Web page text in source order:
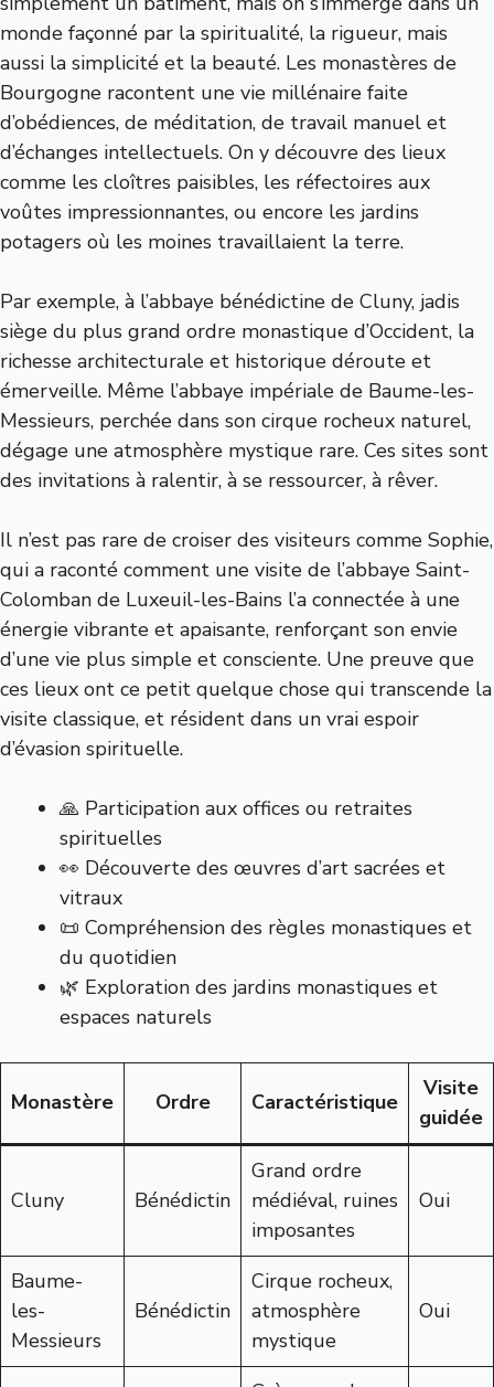
monde façonné par la spiritualité, la rigueur, mais
aussi la simplicité et la beauté. Les monastères de
Bourgogne racontent une vie millénaire faite
d’obédiences, de méditation, de travail manuel et
d’échanges intellectuels. On y découvre des lieux
comme les cloîtres paisibles, les réfectoires aux
voûtes impressionnantes, ou encore les jardins
potagers où les moines travaillaient la terre.
Par exemple, à l’abbaye bénédictine de Cluny, jadis
siège du plus grand ordre monastique d’Occident, la
richesse architecturale et historique déroute et
émerveille. Même l’abbaye impériale de Baume-les-
Messieurs, perchée dans son cirque rocheux naturel,
dégage une atmosphère mystique rare. Ces sites sont
des invitations à ralentir, à se ressourcer, à rêver.
Il n’est pas rare de croiser des visiteurs comme Sophie,
qui a raconté comment une visite de l’abbaye Saint-
Colomban de Luxeuil-les-Bains l’a connectée à une
énergie vibrante et apaisante, renforçant son envie
d’une vie plus simple et consciente. Une preuve que
ces lieux ont ce petit quelque chose qui transcende la
visite classique, et résident dans un vrai espoir
d’évasion spirituelle.
🙏 Participation aux offices ou retraites
spirituelles
👀 Découverte des œuvres d’art sacrées et
vitraux
📜 Compréhension des règles monastiques et
du quotidien
🌿 Exploration des jardins monastiques et
espaces naturels
Monastère Ordre Caractéristique
Visite
guidée
Cluny Bénédictin
Grand ordre
médiéval, ruines
imposantes
Oui
Baume-
les-
Messieurs
Bénédictin
Cirque rocheux,
atmosphère
mystique
Oui